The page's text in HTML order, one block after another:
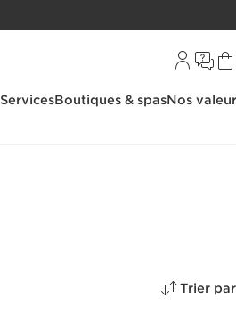
ServicesBoutiques & spasNos
Trier par